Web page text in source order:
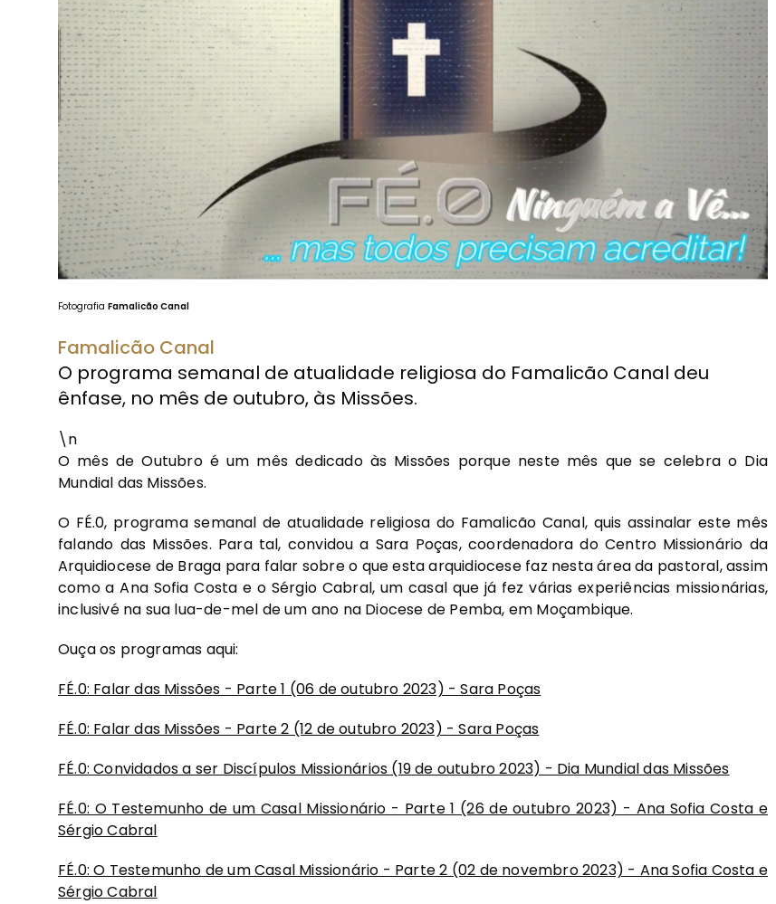
Fotografia Famalicão Canal
Famalicão Canal
O programa semanal de atualidade religiosa do Famalicão Canal deu
ênfase, no mês de outubro, às Missões.
\n
O mês de Outubro é um mês dedicado às Missões porque neste mês que se celebra o Dia
Mundial das Missões.
O FÉ.0, programa semanal de atualidade religiosa do Famalicão Canal, quis assinalar este mês
falando das Missões. Para tal, convidou a Sara Poças, coordenadora do Centro Missionário da
Arquidiocese de Braga para falar sobre o que esta arquidiocese faz nesta área da pastoral, assim
como a Ana Sofia Costa e o Sérgio Cabral, um casal que já fez várias experiências missionárias,
inclusivé na sua lua-de-mel de um ano na Diocese de Pemba, em Moçambique.
Ouça os programas aqui:
FÉ.0: Falar das Missões - Parte 1 (06 de outubro 2023) - Sara Poças
FÉ.0: Falar das Missões - Parte 2 (12 de outubro 2023) - Sara Poças
FÉ.0: Convidados a ser Discípulos Missionários (19 de outubro 2023) - Dia Mundial das Missões
FÉ.0: O Testemunho de um Casal Missionário - Parte 1 (26 de outubro 2023) - Ana Sofia Costa e
Sérgio Cabral
FÉ.0: O Testemunho de um Casal Missionário - Parte 2 (02 de novembro 2023) - Ana Sofia Costa e
Sérgio Cabral